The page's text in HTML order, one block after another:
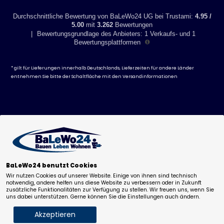
- lichtes Maß in der Breite: 135 cm bis 140 cm
- Abmaße: 135 x 195 x 0,6 cm
- + 362,58€ 329,60
inkl 19% MwSt. zzgl.Versand
Deutschlandweit versandkostenfrei!
Lieferfrist: ca. 5-20 Werktage.
Durchschnittliche Bewertung von BaLeWo24 UG bei Trustami: 4.95 /
5.00 mit 3.262 Bewertungen
Bewertungsgrundlage des Anbieters: 1 Verkaufs- und 1
Bewertungsplattformen
* gilt für Lieferungen innerhalb Deutschlands, Lieferzeiten für andere Länder
entnehmen Sie bitte der Schaltfläche mit denVersandinformationen
BaLeWo24 benutzt Cookies
Wir nutzen Cookies auf unserer Website. Einige von ihnen sind technisch
notwendig, andere helfen uns diese Website zu verbessern oder in Zukunft
zusätzliche Funktionalitäten zur Verfügung zu stellen. Wir freuen uns, wenn Sie
uns dabei unterstützen. Gerne können Sie die Einstellungen auch ändern.
Akzeptieren